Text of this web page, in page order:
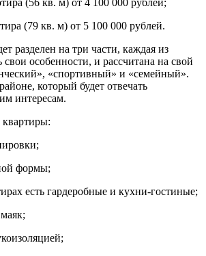
(56 кв. м) от 4 100 000 рублей;
(79 кв. м) от 5 100 000 рублей.
разделен на три части, каждая из
свои особенности, и рассчитана на свой
«спортивный» и «семейный».
который будет отвечать
интересам.
формы;
есть гардеробные и кухни-гостиные;